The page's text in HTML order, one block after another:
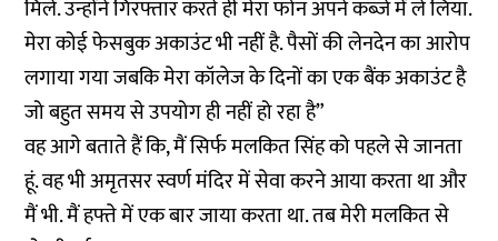
मिले. उन्होंने गिरफ्तार करते ही मेरा फोन अपने कब्जे में ले लिया.
मेरा कोई फेसबुक अकाउंट भी नहीं है. पैसों की लेनदेन का आरोप
लगाया गया जबकि मेरा कॉलेज के दिनों का एक बैंक अकाउंट है
जो बहुत समय से उपयोग ही नहीं हो रहा है”
वह आगे बताते हैं कि, मैं सिर्फ मलकित सिंह को पहले से जानता
हूं. वह भी अमृतसर स्वर्ण मंदिर में सेवा करने आया करता था और
मैं भी. मैं हफ्ते में एक बार जाया करता था. तब मेरी मलकित से